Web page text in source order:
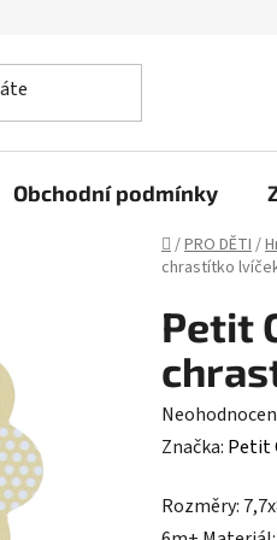
Obchodní podmínky
Domů
/PRO DĚTI/
chrastítko
Petit
Průměrné
hodnocení
je
Značka: Petit
Rozměry: